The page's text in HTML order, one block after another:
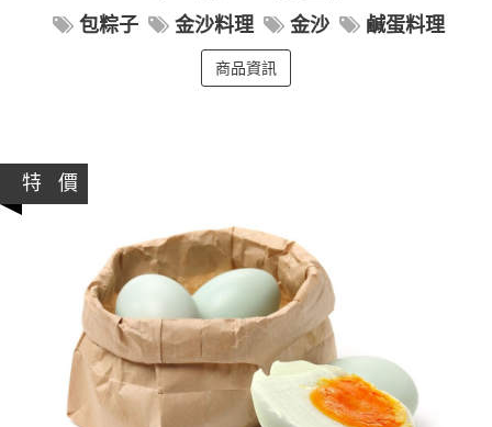
包粽子 金沙料理 金沙 鹹蛋料理
商品資訊
特 價